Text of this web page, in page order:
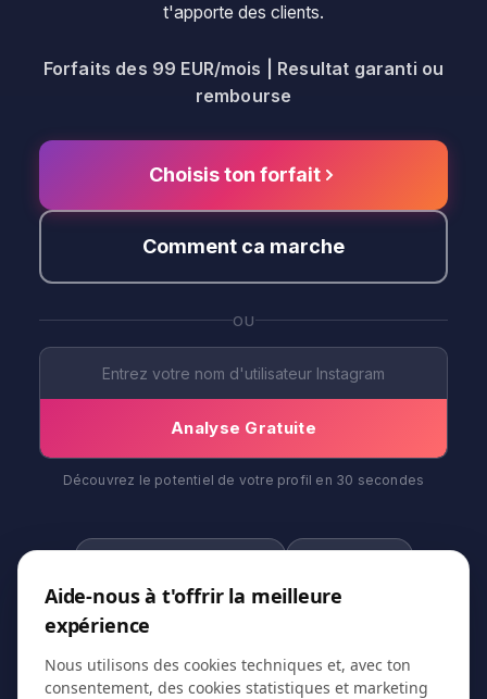
t'apporte des clients.
Forfaits des 99 EUR/mois | Resultat garanti ou
rembourse
Choisis ton forfait
Comment ca marche
OU
Analyse Gratuite
Découvrez le potentiel de votre profil en 30 secondes
Entreprises accompagnees Sur le marche
Aide-nous à t'offrir la meilleure
expérience
Nous utilisons des cookies techniques et, avec ton
consentement, des cookies statistiques et marketing